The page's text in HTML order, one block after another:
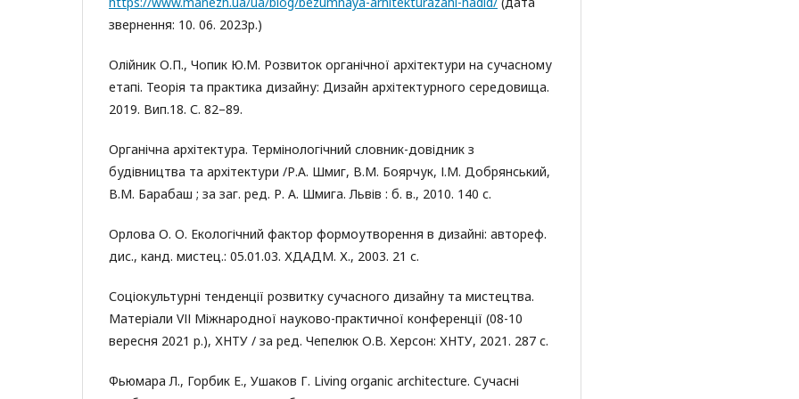
звернення: 10. 06. 2023р.)
Олійник О.П., Чопик Ю.М. Розвиток органічної архітектури на сучасному
етапі. Теорія та практика дизайну: Дизайн архітектурного середовища.
2019. Вип.18. С. 82–89.
Органічна архітектура. Термінологічний словник-довідник з
будівництва та архітектури /Р.А. Шмиг, В.М. Боярчук, І.М. Добрянський,
В.М. Барабаш ; за заг. ред. Р. А. Шмига. Львів : б. в., 2010. 140 с.
Орлова О. О. Екологічний фактор формоутворення в дизайні: автореф.
дис., канд. мистец.: 05.01.03. ХДАДМ. Х., 2003. 21 с.
Соціокультурні тенденції розвитку сучасного дизайну та мистецтва.
Матеріали VІІ Міжнародної науково-практичної конференції (08-10
вересня 2021 р.), ХНТУ / за ред. Чепелюк О.В. Херсон: ХНТУ, 2021. 287 с.
Фьюмара Л., Горбик Е., Ушаков Г. Living organic architecture. Сучасні